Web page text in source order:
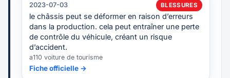
2023-07-03 BLESSURES
le châssis peut se déformer en raison d’erreurs
dans la production. cela peut entraîner une perte
de contrôle du véhicule, créant un risque
d’accident.
a110 voiture de tourisme
Fiche officielle →